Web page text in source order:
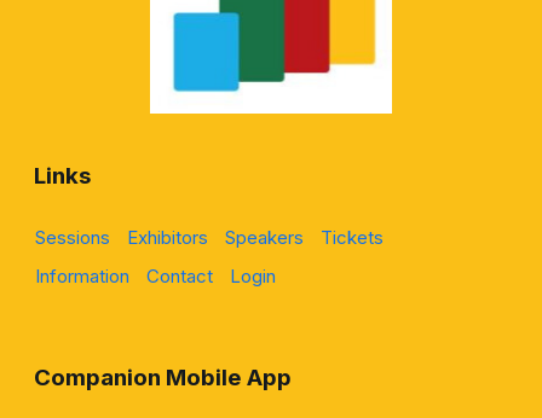
Links
Sessions Exhibitors Speakers
Tickets
Information
Contact Login
Companion Mobile App